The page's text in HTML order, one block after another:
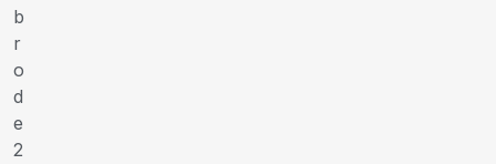
b
r
o
d
e
2